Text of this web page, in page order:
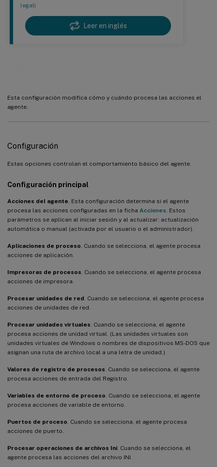
legal)
Leer en inglés
Esta configuración modifica cómo y cuándo procesa las acciones el
agente.
Configuración
Estas opciones controlan el comportamiento básico del agente.
Configuración principal
Acciones del agente . Esta configuración determina si el agente
procesa las acciones configuradas en la ficha Acciones . Estos
parámetros se aplican al iniciar sesión y al actualizar: actualización
automática o manual (activada por el usuario o el administrador).
Aplicaciones de proceso . Cuando se selecciona, el agente procesa
acciones de aplicación.
Impresoras de procesos . Cuando se selecciona, el agente procesa
acciones de impresora.
Procesar unidades de red . Cuando se selecciona, el agente procesa
acciones de unidades de red.
Procesar unidades virtuales . Cuando se selecciona, el agente
procesa acciones de unidad virtual. (Las unidades virtuales son
unidades virtuales de Windows o nombres de dispositivos MS-DOS que
asignan una ruta de archivo local a una letra de unidad.)
Valores de registro de procesos . Cuando se selecciona, el agente
procesa acciones de entrada del Registro.
Variables de entorno de proceso . Cuando se selecciona, el agente
procesa acciones de variable de entorno.
Puertos de proceso . Cuando se selecciona, el agente procesa
acciones de puerto.
Procesar operaciones de archivos Ini . Cuando se selecciona, el
agente procesa las acciones del archivo INI.